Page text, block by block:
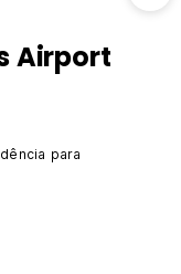
Airport
para